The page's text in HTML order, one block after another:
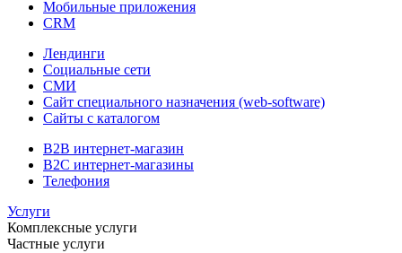
Мобильные приложения
CRM
Лендинги
Социальные сети
СМИ
Сайт специального назначения (web-software)
Сайты с каталогом
B2B интернет-магазин
B2C интернет-магазины
Телефония
Услуги
Комплексные услуги
Частные услуги